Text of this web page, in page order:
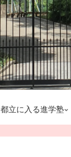
都立に入る進学塾